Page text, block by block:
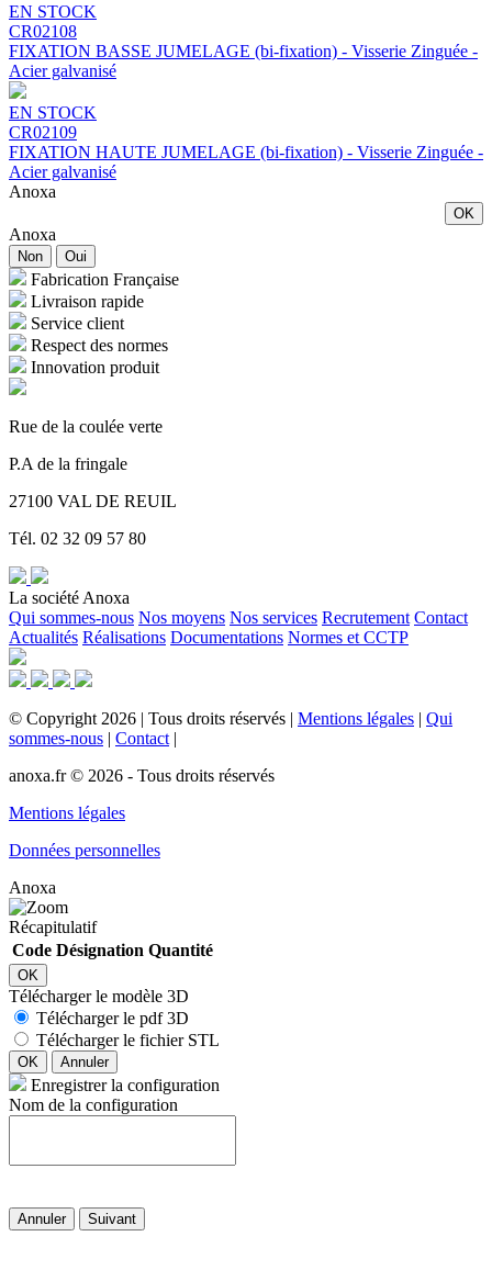
EN STOCK
CR02108
FIXATION BASSE JUMELAGE (bi-fixation) - Visserie Zinguée -
Acier galvanisé
EN STOCK
CR02109
FIXATION HAUTE JUMELAGE (bi-fixation) - Visserie Zinguée -
Acier galvanisé
Anoxa
OK
Anoxa
Non Oui
Fabrication Française
Livraison rapide
Service client
Respect des normes
Innovation produit
Rue de la coulée verte
P.A de la fringale
27100 VAL DE REUIL
Tél. 02 32 09 57 80
La société Anoxa
Qui sommes-nous Nos moyens Nos services Recrutement Contact
Actualités Réalisations Documentations Normes et CCTP
© Copyright 2026 | Tous droits réservés | Mentions légales | Qui
sommes-nous | Contact |
anoxa.fr © 2026 - Tous droits réservés
Mentions légales
Données personnelles
Anoxa
Récapitulatif
Code Désignation Quantité
OK
Télécharger le modèle 3D
Télécharger le pdf 3D
Télécharger le fichier STL
OK Annuler
Enregistrer la configuration
Nom de la configuration
Annuler Suivant